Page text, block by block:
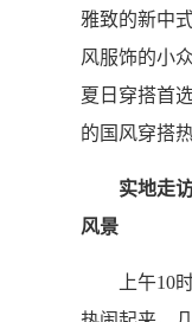
雅致的新中
风服饰的小
夏日穿搭首
的国风穿搭热
实地走
风景
上午10时